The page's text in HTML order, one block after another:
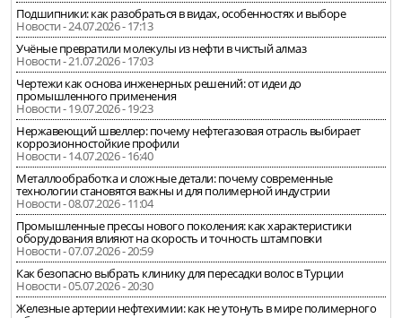
Подшипники: как разобраться в видах, особенностях и выборе
Новости - 24.07.2026 - 17:13
Учёные превратили молекулы из нефти в чистый алмаз
Новости - 21.07.2026 - 17:03
Чертежи как основа инженерных решений: от идеи до
промышленного применения
Новости - 19.07.2026 - 19:23
Нержавеющий швеллер: почему нефтегазовая отрасль выбирает
коррозионностойкие профили
Новости - 14.07.2026 - 16:40
Металлообработка и сложные детали: почему современные
технологии становятся важны и для полимерной индустрии
Новости - 08.07.2026 - 11:04
Промышленные прессы нового поколения: как характеристики
оборудования влияют на скорость и точность штамповки
Новости - 07.07.2026 - 20:59
Как безопасно выбрать клинику для пересадки волос в Турции
Новости - 05.07.2026 - 20:30
Железные артерии нефтехимии: как не утонуть в мире полимерного